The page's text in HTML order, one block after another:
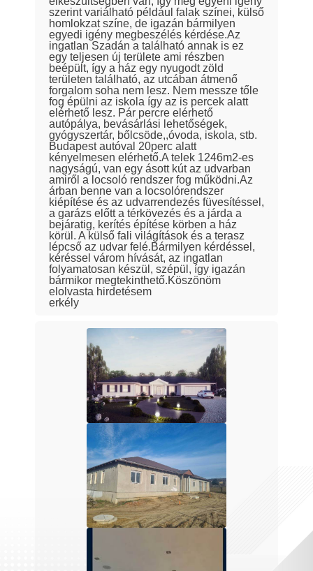
szerint variálható például falak színei, külső
homlokzat színe, de igazán bármilyen
egyedi igény megbeszélés kérdése.Az
ingatlan Szadán a található annak is ez
egy teljesen új területe ami részben
beépült, így a ház egy nyugodt zöld
területen található, az utcában átmenő
forgalom soha nem lesz. Nem messze tőle
fog épülni az iskola így az is percek alatt
elérhető lesz. Pár percre elérhető
autópálya, bevásárlási lehetőségek,
gyógyszertár, bőlcsöde,,óvoda, iskola, stb.
Budapest autóval 20perc alatt
kényelmesen elérhető.A telek 1246m2-es
nagyságú, van egy ásott kút az udvarban
amiről a locsoló rendszer fog működni.Az
árban benne van a locsolórendszer
kiépítése és az udvarrendezés füvesítéssel,
a garázs előtt a térkövezés és a járda a
bejáratig, kerítés építése körben a ház
körül. A külső fali világítások és a terasz
lépcső az udvar felé.Bármilyen kérdéssel,
kéréssel várom hívását, az ingatlan
folyamatosan készül, szépül, így igazán
bármikor megtekinthető.Köszönöm
elolvasta hirdetésem
erkély